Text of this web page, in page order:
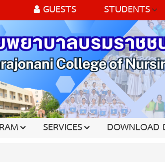
GUESTS STUDENTS
SERVICES DOWNLOAD